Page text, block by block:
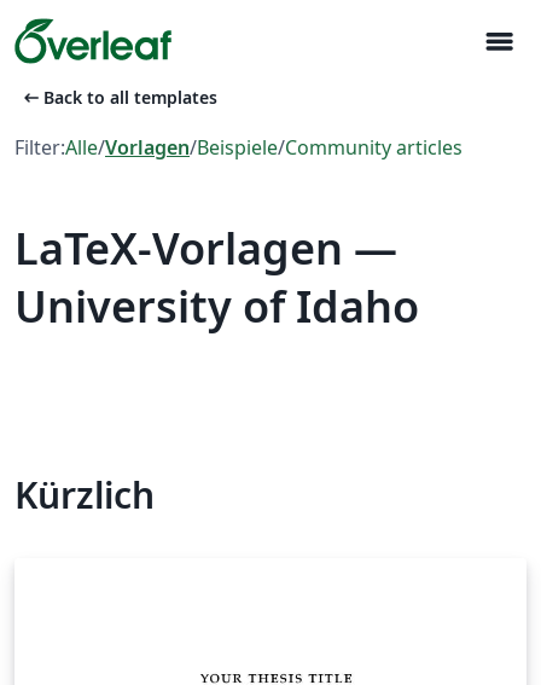
menu
arrow_left_alt Back to all templates
Filter:Alle/Vorlagen/Beispiele/Community articles
LaTeX-Vorlagen —
University of Idaho
Kürzlich